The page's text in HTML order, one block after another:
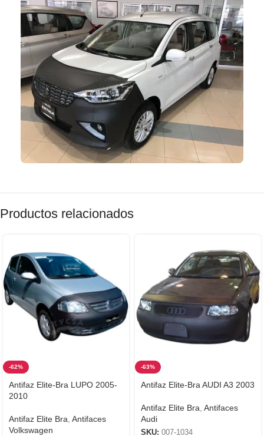
Productos relacionados
-62%
Antifaz Elite-Bra LUPO 2005-
2010
Antifaz Elite Bra Antifaces
Volkswagen
-63%
Antifaz Elite-Bra AUDI A3 2003
Antifaz Elite Bra Antifaces
Audi
SKU: 007-1034